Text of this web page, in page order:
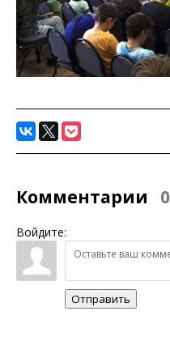
Комментарии 0
Войдите:
Отправить